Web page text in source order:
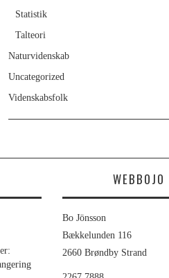
Statistik
Talteori
Naturvidenskab
Uncategorized
Videnskabsfolk
WEBBOJO
Bo Jönsson
Bækkelunden 116
2660 Brøndby Strand